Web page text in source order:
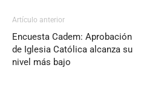
Artículo anterior
Encuesta Cadem: Aprobación
de Iglesia Católica alcanza su
nivel más bajo